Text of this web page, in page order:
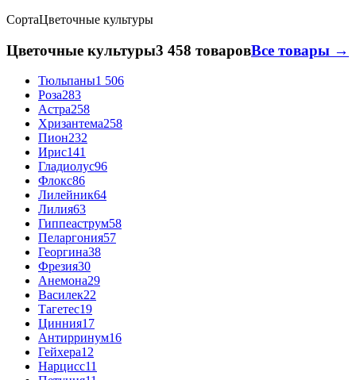
СортаЦветочные культуры
Цветочные культуры3 458 товаровВсе товары →
Тюльпаны1 506
Роза283
Астра258
Хризантема258
Пион232
Ирис141
Гладиолус96
Флокс86
Лилейник64
Лилия63
Гиппеаструм58
Пеларгония57
Георгина38
Фрезия30
Анемона29
Василек22
Тагетес19
Цинния17
Антирринум16
Гейхера12
Нарцисс11